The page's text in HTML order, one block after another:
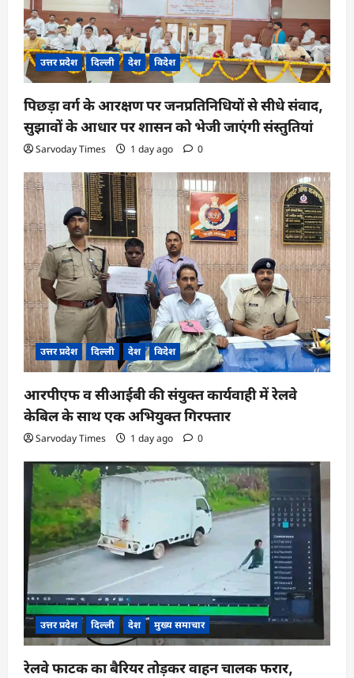
उत्तर प्रदेश दिल्ली देश विदेश
पिछड़ा वर्ग के आरक्षण पर जनप्रतिनिधियों से सीधे संवाद,
सुझावों के आधार पर शासन को भेजी जाएंगी संस्तुतियां
Sarvoday Times 1 day ago 0
उत्तर प्रदेश दिल्ली देश विदेश
आरपीएफ व सीआईबी की संयुक्त कार्यवाही में रेलवे
केबिल के साथ एक अभियुक्त गिरफ्तार
Sarvoday Times 1 day ago 0
उत्तर प्रदेश दिल्ली देश मुख्य समाचार
रेलवे फाटक का बैरियर तोड़कर वाहन चालक फरार,